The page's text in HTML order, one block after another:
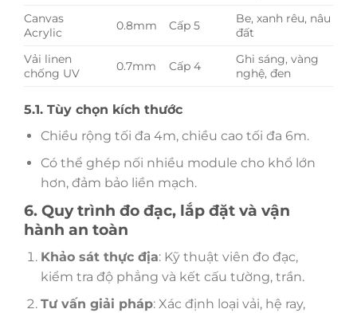
Canvas
Acrylic
0.8mm Cấp 5
Be, xanh rêu, nâu
đất
Vải linen
chống UV
0.7mm Cấp 4
Ghi sáng, vàng
nghệ, đen
5.1. Tùy chọn kích thước
Chiều rộng tối đa 4m, chiều cao tối đa 6m.
Có thể ghép nối nhiều module cho khổ lớn
hơn, đảm bảo liền mạch.
6. Quy trình đo đạc, lắp đặt và vận
hành an toàn
Khảo sát thực địa: Kỹ thuật viên đo đạc,
kiểm tra độ phẳng và kết cấu tường, trần.
Tư vấn giải pháp: Xác định loại vải, hệ ray,